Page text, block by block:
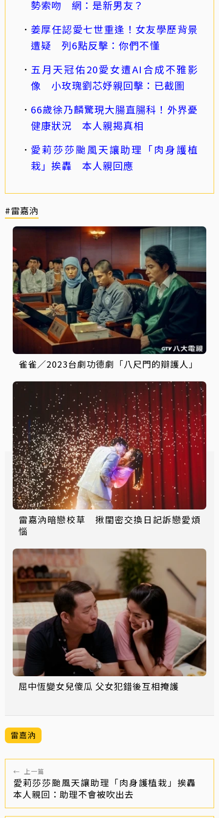
勢索吻 網：是新男友？
姜厚任認愛七世重逢！女友學歷背景
遭疑 列6點反擊：你們不懂
五月天冠佑20愛女遭AI合成不雅影
像 小玫瑰劉芯妤親回擊：已截圖
66歲徐乃麟驚現大腸直腸科！外界憂
健康狀況 本人親揭真相
愛莉莎莎颱風天讓助理「肉身護植
栽」挨轟 本人親回應
#雷嘉汭
雀雀／2023台劇功德劇「八尺門的辯護人」
雷嘉汭暗戀校草 揪閨密交換日記訴戀愛煩
惱
屈中恆變女兒傻瓜 父女犯錯後互相掩護
雷嘉汭
← 上一篇
愛莉莎莎颱風天讓助理「肉身護植栽」挨轟
本人親回：助理不會被吹出去